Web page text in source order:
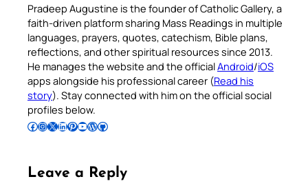
Pradeep Augustine is the founder of Catholic Gallery, a
faith-driven platform sharing Mass Readings in multiple
languages, prayers, quotes, catechism, Bible plans,
reflections, and other spiritual resources since 2013.
He manages the website and the officialAndroid/iOS
apps alongside his professional career (Read his
story). Stay connected with him on the official social
profiles below.
Follow Pradeep on Facebook Follow Pradeep on InstagramFollow Pradeep on X Follow Pradeep on LinkedIn Follow Pradeep on Pinterest Subscribe to Pradeep’s Youtube Channel Follow Pradeep on WordPress Follow Pradeep on GitHub
Leave a Reply